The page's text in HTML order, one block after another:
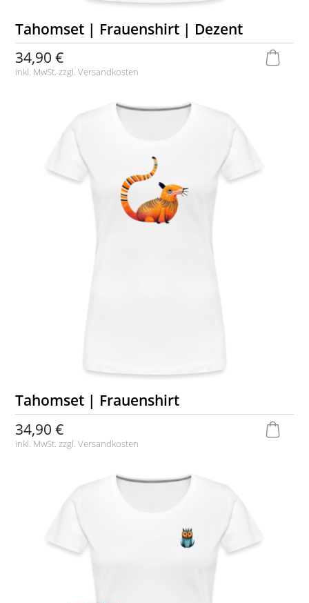
Tahomset | Frauenshirt | Dezent
34,90 €
inkl. MwSt. zzgl.Versandkosten
Tahomset | Frauenshirt
34,90 €
inkl. MwSt. zzgl.Versandkosten